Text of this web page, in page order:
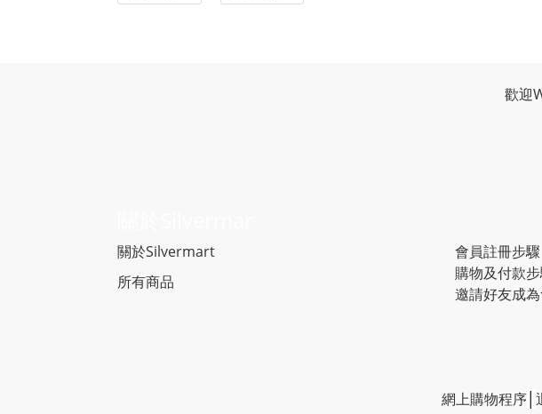
歡迎
關於Silvermart
所有商品
會員註冊步驟
購物及付款
邀請好友成
網上購物程序